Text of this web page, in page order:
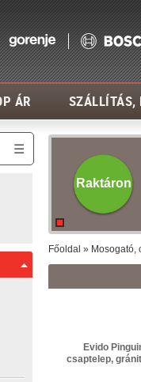
ÁR SZÁLLÍTÁS,
Raktáron
Főoldal » Mosogató,
Evido
csaptelep,